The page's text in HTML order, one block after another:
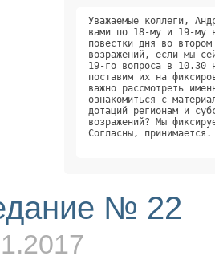
Уважаемые коллеги,
вами по 18-му и 19-му
повестки дня во
возражений, если мы
19-го вопроса в
поставим их на
важно рассмотреть
ознакомиться с
дотаций регионам и
возражений? Мы
№ 22